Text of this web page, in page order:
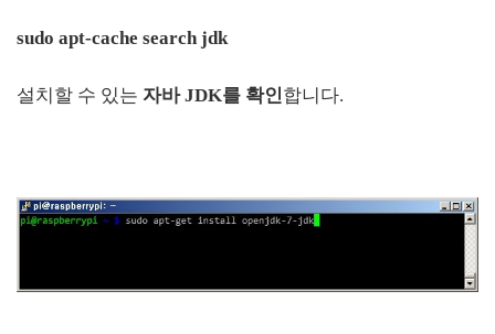
sudo apt-cache search jdk
설치할 수 있는 자바 JDK를 확인합니다.